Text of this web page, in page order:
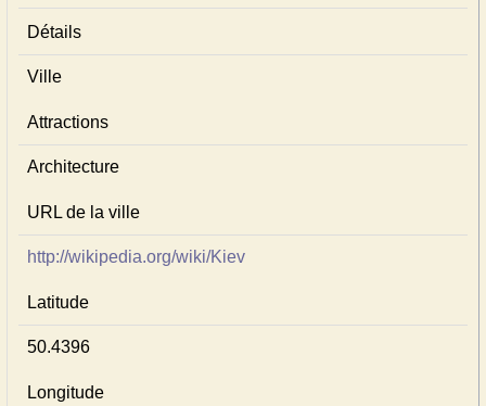
Détails
Ville
Attractions
Architecture
URL de la ville
http://wikipedia.org/wiki/Kiev
Latitude
50.4396
Longitude